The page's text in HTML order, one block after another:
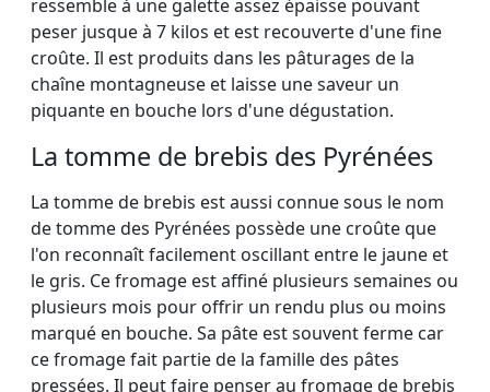
ressemble à une galette assez épaisse pouvant
peser jusque à 7 kilos et est recouverte d'une fine
croûte. Il est produits dans les pâturages de la
chaîne montagneuse et laisse une saveur un
piquante en bouche lors d'une dégustation.
La tomme de brebis des Pyrénées
La tomme de brebis est aussi connue sous le nom
de tomme des Pyrénées possède une croûte que
l'on reconnaît facilement oscillant entre le jaune et
le gris. Ce fromage est affiné plusieurs semaines ou
plusieurs mois pour offrir un rendu plus ou moins
marqué en bouche. Sa pâte est souvent ferme car
ce fromage fait partie de la famille des pâtes
pressées. Il peut faire penser au fromage de brebis